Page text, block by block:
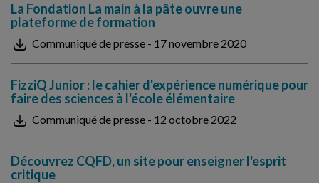
La Fondation La main à la pâte ouvre une
plateforme de formation
Communiqué de presse - 17 novembre 2020
FizziQ Junior : le cahier d'expérience numérique pour
faire des sciences à l'école élémentaire
Communiqué de presse - 12 octobre 2022
Découvrez CQFD, un site pour enseigner l'esprit
critique